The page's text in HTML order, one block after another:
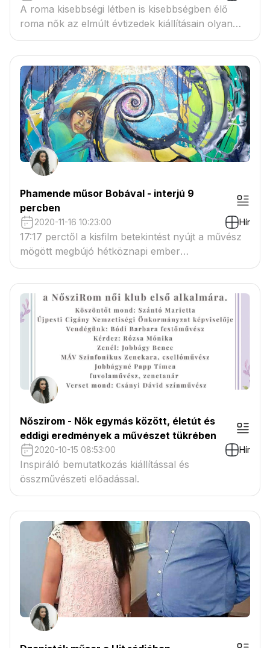
A roma kisebbségi létben is kisebbségben élő
roma nők az elmúlt évtizedek kiállításain olyan
produktív módon mutatkoztak be, amelynek
révén önmegvalósításként kibontakozva írták be
vizuális látásmódjukat a roma képzőművészet
égiszébe.
Phamende műsor Bobával - interjú 9
percben
2020-11-16 10:23:00 Hír
17:17 perctől a kisfilm betekintést nyújt a művész
mögött megbújó hétköznapi ember
mindennapjaiba, az alkotó személyes otthonába:
műhelyébe és kisebb házi galériájába is.
Nőszirom - Nők egymás között, életút és
eddigi eredmények a művészet tükrében
2020-10-15 08:53:00 Hír
Inspiráló bemutatkozás kiállítással és
összművészeti előadással.